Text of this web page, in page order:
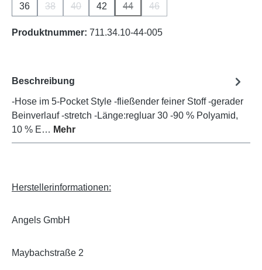
36 38
(Diese Option ist zurzeit nicht verfügbar.)
40
(Diese Option ist zurzeit nicht verfügbar.)
42 44
(Diese Option ist zurzeit nicht
46
Produktnummer: 711.34.10-44-005
Beschreibung
-Hose im 5-Pocket Style -fließender feiner Stoff -gerader
Beinverlauf -stretch -Länge:regluar 30 -90 % Polyamid,
10 % E… Mehr
Herstellerinformationen:
Angels GmbH
Maybachstraße 2